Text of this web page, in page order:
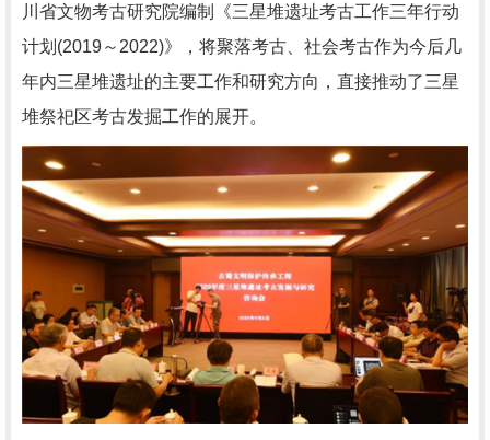
川省文物考古研究院编制《三星堆遗址考古工作三年行动
计划(2019～2022)》，将聚落考古、社会考古作为今后几
年内三星堆遗址的主要工作和研究方向，直接推动了三星
堆祭祀区考古发掘工作的展开。